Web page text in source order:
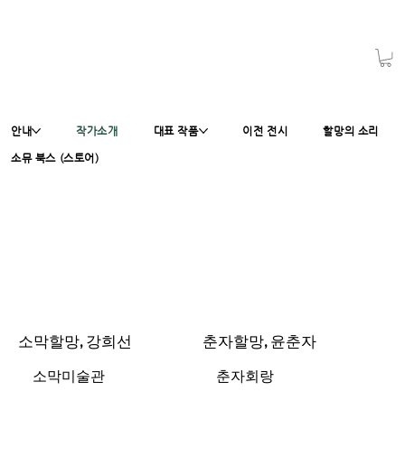
안내 작가소개 대표 작품 이전 전시 할망의 소리
소뮤 북스 (스토어)
소막할망, 강희선
소막미술관
춘자할망, 윤춘자
춘자회랑